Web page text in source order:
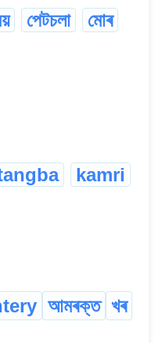
পেটচলা
মোৰ
kamri
আমৰক্ত খৰ